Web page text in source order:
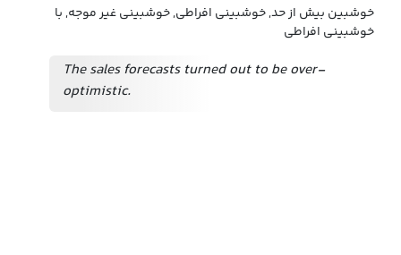
خوشبین بیش از حد, خوشبینی افراطی, خوشبینی غیر موجه, با
خوشبینی افراطی
The sales forecasts turned out to be over-
optimistic.